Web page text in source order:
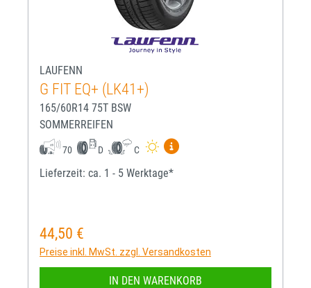
LAUFENN
G FIT EQ+ (LK41+)
165/60R14 75T BSW
SOMMERREIFEN
70 D C
Mehr Informationen zum
Lieferzeit: ca. 1 - 5 Werktage*
Regulärer Preis:
44,50 €
Preise inkl. MwSt. zzgl. Versandkosten
IN DEN WARENKORB